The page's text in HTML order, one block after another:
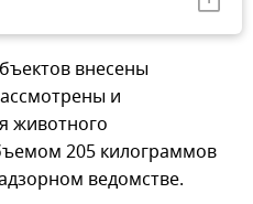
внесены
и
животного
205 килограммов
ведомстве.